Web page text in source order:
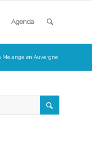
Agenda
Melange en Auvergne